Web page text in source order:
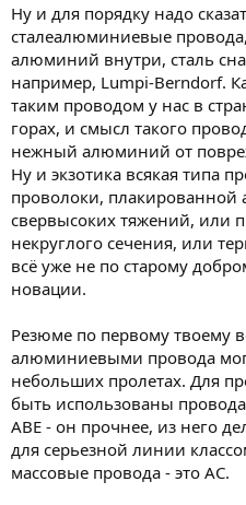
Ну и для порядку надо
сталеалюминиевые
алюминий внутри, сталь
например, Lumpi-Berndorf.
таким проводом у нас в
горах, и смысл такого
нежный алюминий от
Ну и экзотика всякая типа
проволоки,
свервысоких тяжений, или
некруглого сечения, или
всё уже не по старому
новации.
Резюме по первому твоему
алюминиевыми провода
небольших пролетах. Для
быть использованы
АВЕ - он прочнее, из него
для серьезной линии
массовые провода - это АС.